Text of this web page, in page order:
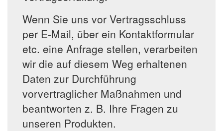
Wenn Sie uns vor Vertragsschluss
per E-Mail, über ein Kontaktformular
etc. eine Anfrage stellen, verarbeiten
wir die auf diesem Weg erhaltenen
Daten zur Durchführung
vorvertraglicher Maßnahmen und
beantworten z. B. Ihre Fragen zu
unseren Produkten.